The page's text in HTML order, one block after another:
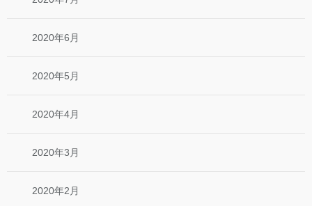
2020年6月
2020年5月
2020年4月
2020年3月
2020年2月